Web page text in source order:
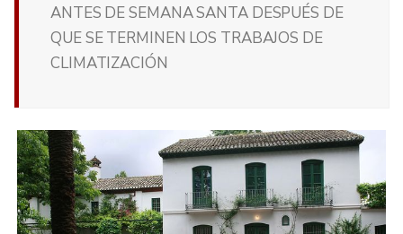
ANTES DE SEMANA SANTA DESPUÉS DE
QUE SE TERMINEN LOS TRABAJOS DE
CLIMATIZACIÓN